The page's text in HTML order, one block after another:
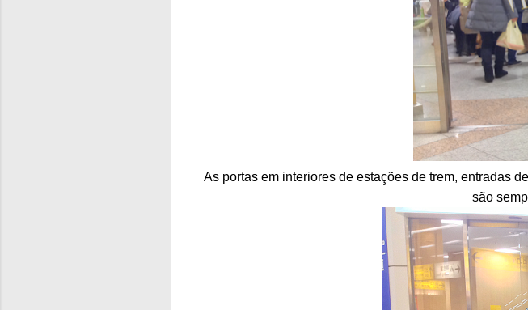
As portas em interiores de estações de trem, entradas
são